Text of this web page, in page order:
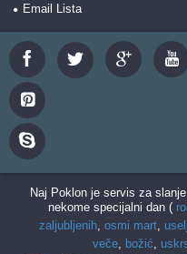
Email Lista
Naj Poklon je servis za
nekome specijalni dan (
zaljubljenih, osmi mart,
veče, božić,